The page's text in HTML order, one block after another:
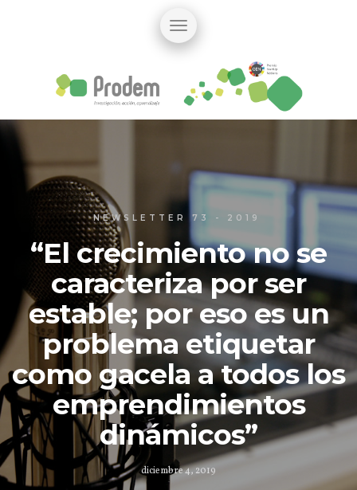
NEWSLETTER 73 - 2019
“El crecimiento no se
caracteriza por ser
estable; por eso es un
problema etiquetar
como gacela a todos los
emprendimientos
dinámicos”
diciembre 4, 2019